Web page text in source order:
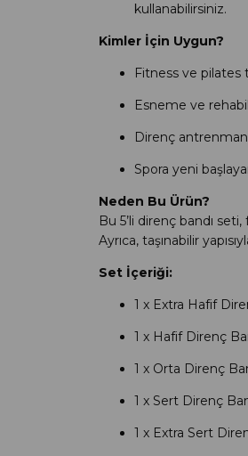
kullanabilirsiniz.
Kimler İçin Uygun?
Fitness ve pilates
Esneme ve
Direnç
Spora yeni
Neden Bu Ürün?
Bu 5’li direnç bandı
Ayrıca, taşınabilir
Set İçeriği:
1 x Extra Hafif
1 x Hafif Direnç
1 x Orta Direnç
1 x Sert Direnç
1 x Extra Sert